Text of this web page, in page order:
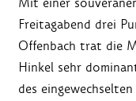
Freitagabend drei
Offenbach trat die
Hinkel sehr
des